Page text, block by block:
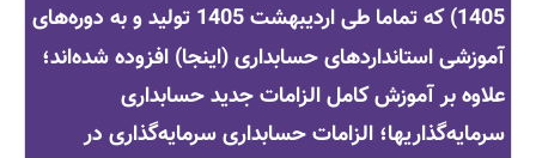
1405) که تماما طی اردیبهشت 1405 تولید و به دوره‌های
آموزشی استانداردهای حسابداری (اینجا) افزوده شده‌اند؛
علاوه بر آموزش کامل الزامات جدید حسابداری
سرمایه‌گذاریها؛ الزامات حسابداری سرمایه‌گذاری در